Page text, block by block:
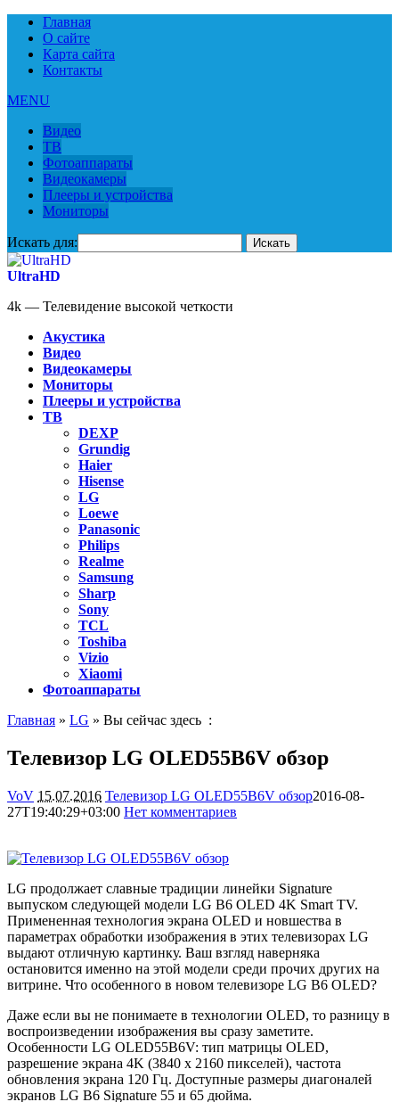
Главная
О сайте
Карта сайта
Контакты
MENU
Видео
ТВ
Фотоаппараты
Видеокамеры
Плееры и устройства
Мониторы
Искать для:
UltraHD
4k — Телевидение высокой четкости
Акустика
Видео
Видеокамеры
Мониторы
Плееры и устройства
ТВ
DEXP
Grundig
Haier
Hisense
LG
Loewe
Panasonic
Philips
Realme
Samsung
Sharp
Sony
TCL
Toshiba
Vizio
Xiaomi
Фотоаппараты
Главная » LG » Вы сейчас здесь :
Телевизор LG OLED55B6V обзор
VoV 15.07.2016 Телевизор LG OLED55B6V обзор2016-08-
27T19:40:29+03:00 Нет комментариев
LG продолжает славные традиции линейки Signature
выпуском следующей модели LG B6 OLED 4K Smart TV.
Примененная технология экрана OLED и новшества в
параметрах обработки изображения в этих телевизорах LG
выдают отличную картинку. Ваш взгляд наверняка
остановится именно на этой модели среди прочих других на
витрине. Что особенного в новом телевизоре LG B6 OLED?
Даже если вы не понимаете в технологии OLED, то разницу в
воспроизведении изображения вы сразу заметите.
Особенности LG OLED55B6V: тип матрицы OLED,
разрешение экрана 4K (3840 х 2160 пикселей), частота
обновления экрана 120 Гц. Доступные размеры диагоналей
экранов LG B6 Signature 55 и 65 дюйма.